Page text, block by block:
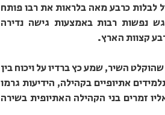
לבלות כרבע מאה בלראות את רבו פותח
נפשות רבות באמצעות גישה נדירה
קצוות הארץ.
השיר, שמע כץ ברדיו על ויכוח בין
אתיופיים בקהילה, הידיעות גרמו
זמרים בני הקהילה האתיופית בשירה